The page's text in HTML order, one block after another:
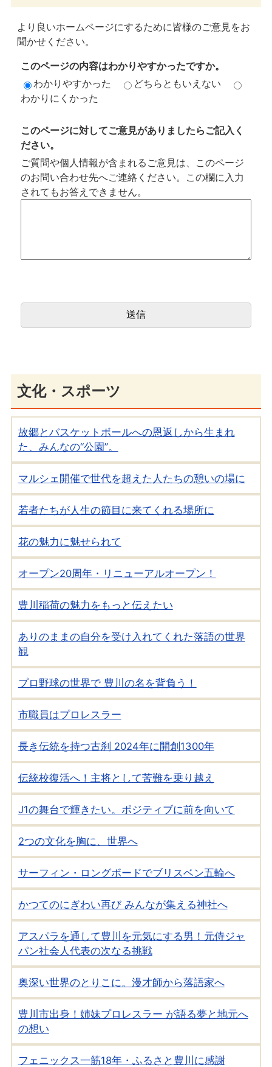
より良いホームページにするために皆様のご意見をお
聞かせください。
このページの内容はわかりやすかったですか。
わかりやすかった
どちらともいえない
わかりにくかった
このページに対してご意見がありましたらご記入く
ださい。
ご質問や個人情報が含まれるご意見は、このページ
のお問い合わせ先へご連絡ください。この欄に入力
されてもお答えできません。
文化・スポーツ
故郷とバスケットボールへの恩返しから生まれ
た、みんなの“公園”。
マルシェ開催で世代を超えた人たちの憩いの場に
若者たちが人生の節目に来てくれる場所に
花の魅力に魅せられて
オープン20周年・リニューアルオープン！
豊川稲荷の魅力をもっと伝えたい
ありのままの自分を受け入れてくれた落語の世界
観
プロ野球の世界で 豊川の名を背負う！
市職員はプロレスラー
長き伝統を持つ古刹 2024年に開創1300年
伝統校復活へ！主将として苦難を乗り越え
J1の舞台で輝きたい。ポジティブに前を向いて
2つの文化を胸に、世界へ
サーフィン・ロングボードでブリスベン五輪へ
かつてのにぎわい再び みんなが集える神社へ
アスパラを通して豊川を元気にする男！元侍ジャ
パン社会人代表の次なる挑戦
奥深い世界のとりこに。漫才師から落語家へ
豊川市出身！姉妹プロレスラー が語る夢と地元へ
の想い
フェニックス一筋18年・ふるさと豊川に感謝